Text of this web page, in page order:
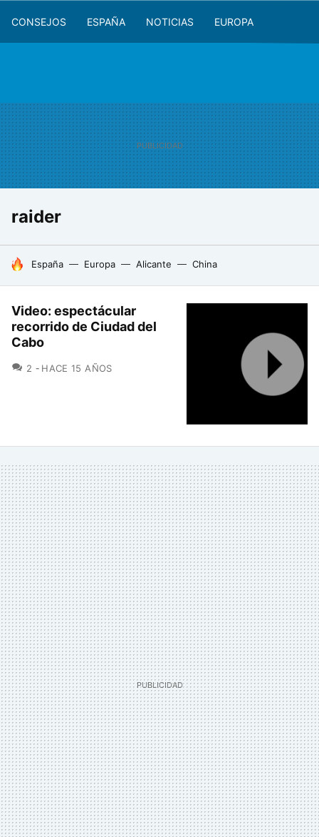
CONSEJOS ESPAÑA NOTICIAS EUROPA
raider
HOY SE HABLA DE
España Europa Alicante China
Video: espectácular
recorrido de Ciudad del
Cabo
2 COMENTARIOS
HACE 15 AÑOS